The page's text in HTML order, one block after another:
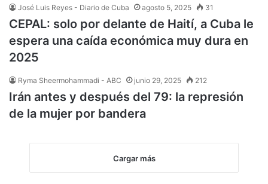
José Luis Reyes - Diario de Cuba agosto 5, 2025 31
CEPAL: solo por delante de Haití, a Cuba le
espera una caída económica muy dura en
2025
Ryma Sheermohammadi - ABC junio 29, 2025 212
Irán antes y después del 79: la represión
de la mujer por bandera
Cargar más